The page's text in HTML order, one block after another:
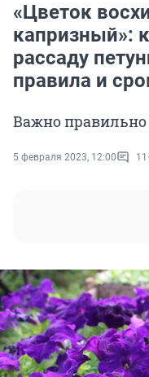
«Цветок
капризный»:
рассаду
правила и
Важно
5 февраля 2023, 12:00 11